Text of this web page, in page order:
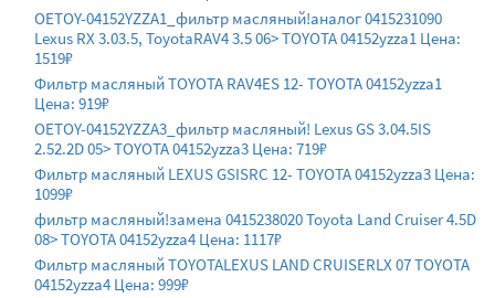
OETOY-04152YZZA1_фильтр масляный!аналог 0415231090
Lexus RX 3.03.5, ToyotaRAV4 3.5 06> TOYOTA 04152yzza1 Цена:
1519₽
Фильтр масляный TOYOTA RAV4ES 12- TOYOTA 04152yzza1
Цена: 919₽
OETOY-04152YZZA3_фильтр масляный! Lexus GS 3.04.5IS
2.52.2D 05> TOYOTA 04152yzza3 Цена: 719₽
Фильтр масляный LEXUS GSISRC 12- TOYOTA 04152yzza3 Цена:
1099₽
фильтр масляный!замена 0415238020 Toyota Land Cruiser 4.5D
08> TOYOTA 04152yzza4 Цена: 1117₽
Фильтр масляный TOYOTALEXUS LAND CRUISERLX 07 TOYOTA
04152yzza4 Цена: 999₽